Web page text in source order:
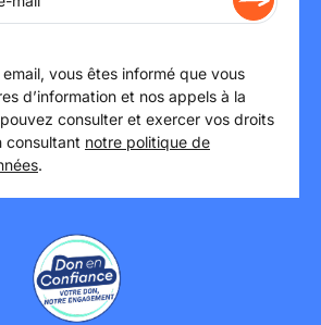
vous êtes informé que vous
d’information et nos appels à la
consulter et exercer vos droits
consultant notre politique de
.